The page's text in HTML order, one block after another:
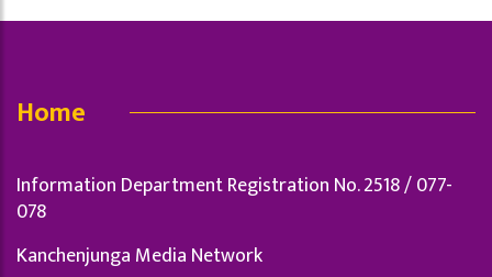
Home
Information Department Registration No. 2518 / 077-
078
Kanchenjunga Media Network